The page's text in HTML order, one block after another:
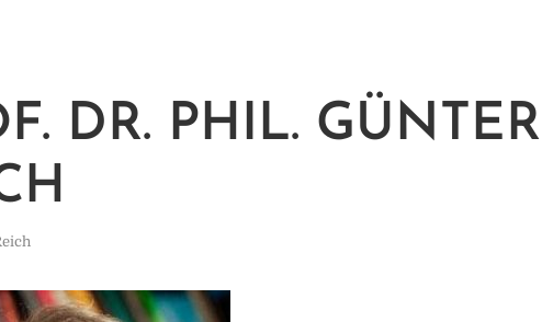
DR. PHIL. GÜNTER